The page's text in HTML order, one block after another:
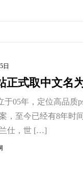
日
正式取中文名
于05年，定位高品质
，至今已经有8年时
仕，世 […]